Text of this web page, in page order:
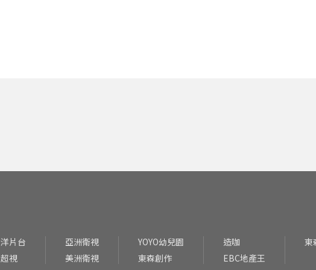
洋片台
超視
亞洲衛視
美洲衛視
YOYO幼兒園
東森創作
造咖
EBC地產王
東